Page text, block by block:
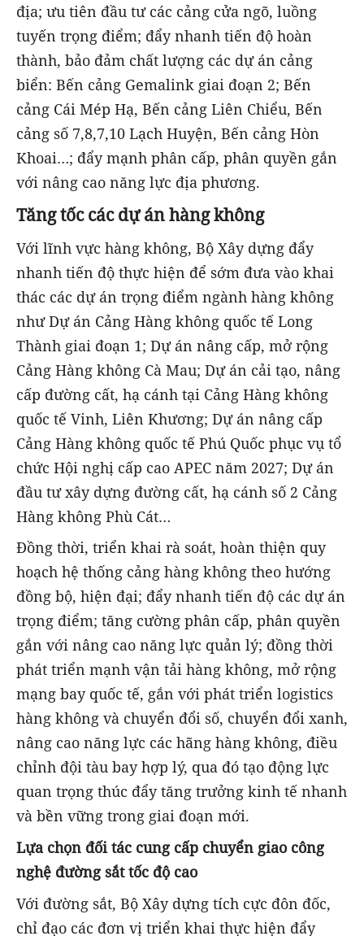
địa; ưu tiên đầu tư các cảng cửa ngõ, luồng
tuyến trọng điểm; đẩy nhanh tiến độ hoàn
thành, bảo đảm chất lượng các dự án cảng
biển: Bến cảng Gemalink giai đoạn 2; Bến
cảng Cái Mép Hạ, Bến cảng Liên Chiểu, Bến
cảng số 7,8,7,10 Lạch Huyện, Bến cảng Hòn
Khoai…; đẩy mạnh phân cấp, phân quyền gắn
với nâng cao năng lực địa phương.
Tăng tốc các dự án hàng không
Với lĩnh vực hàng không, Bộ Xây dựng đẩy
nhanh tiến độ thực hiện để sớm đưa vào khai
thác các dự án trọng điểm ngành hàng không
như Dự án Cảng Hàng không quốc tế Long
Thành giai đoạn 1; Dự án nâng cấp, mở rộng
Cảng Hàng không Cà Mau; Dự án cải tạo, nâng
cấp đường cất, hạ cánh tại Cảng Hàng không
quốc tế Vinh, Liên Khương; Dự án nâng cấp
Cảng Hàng không quốc tế Phú Quốc phục vụ tổ
chức Hội nghị cấp cao APEC năm 2027; Dự án
đầu tư xây dựng đường cất, hạ cánh số 2 Cảng
Hàng không Phù Cát…
Đồng thời, triển khai rà soát, hoàn thiện quy
hoạch hệ thống cảng hàng không theo hướng
đồng bộ, hiện đại; đẩy nhanh tiến độ các dự án
trọng điểm; tăng cường phân cấp, phân quyền
gắn với nâng cao năng lực quản lý; đồng thời
phát triển mạnh vận tải hàng không, mở rộng
mạng bay quốc tế, gắn với phát triển logistics
hàng không và chuyển đổi số, chuyển đổi xanh,
nâng cao năng lực các hãng hàng không, điều
chỉnh đội tàu bay hợp lý, qua đó tạo động lực
quan trọng thúc đẩy tăng trưởng kinh tế nhanh
và bền vững trong giai đoạn mới.
Lựa chọn đối tác cung cấp chuyển giao công
nghệ đường sắt tốc độ cao
Với đường sắt, Bộ Xây dựng tích cực đôn đốc,
chỉ đạo các đơn vị triển khai thực hiện đẩy